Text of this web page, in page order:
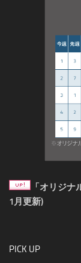
「オリジ
1月更新)
PICK UP